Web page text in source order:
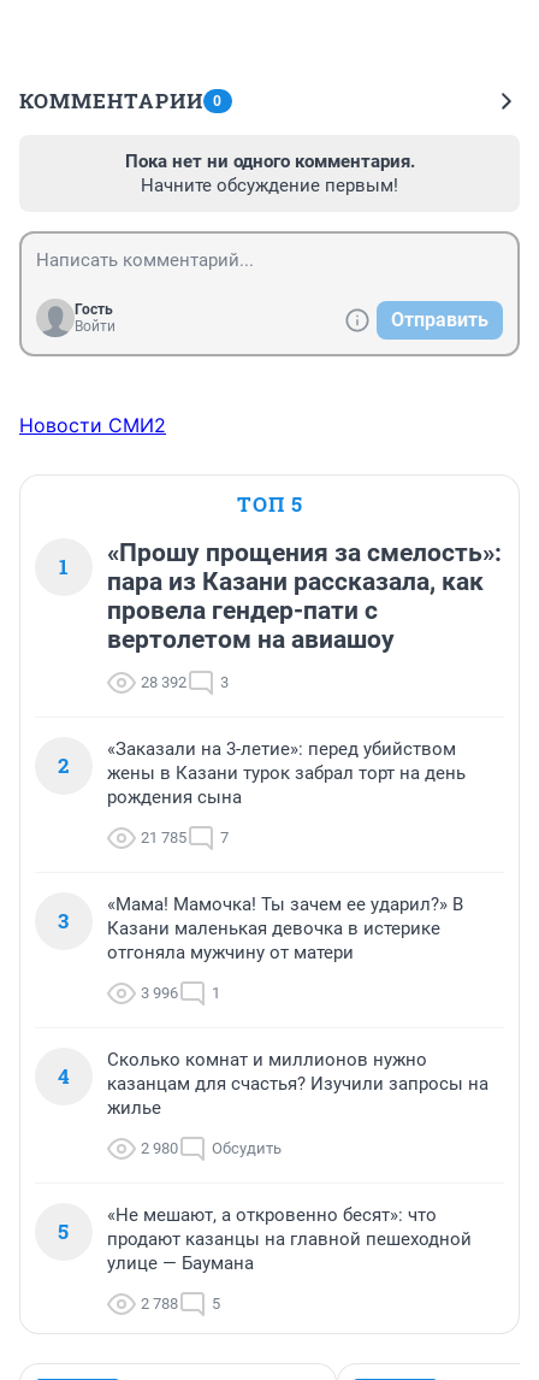
КОММЕНТАРИИ 0
Пока нет ни одного комментария.
Начните обсуждение первым!
Гость
Войти
Отправить
Новости СМИ2
ТОП 5
1
«Прошу прощения за смелость»:
пара из Казани рассказала, как
провела гендер-пати с
вертолетом на авиашоу
28 392 3
2
«Заказали на 3-летие»: перед убийством
жены в Казани турок забрал торт на день
рождения сына
21 785 7
3
«Мама! Мамочка! Ты зачем ее ударил?» В
Казани маленькая девочка в истерике
отгоняла мужчину от матери
3 996 1
4
Сколько комнат и миллионов нужно
казанцам для счастья? Изучили запросы на
жилье
2 980 Обсудить
5
«Не мешают, а откровенно бесят»: что
продают казанцы на главной пешеходной
улице — Баумана
2 788 5